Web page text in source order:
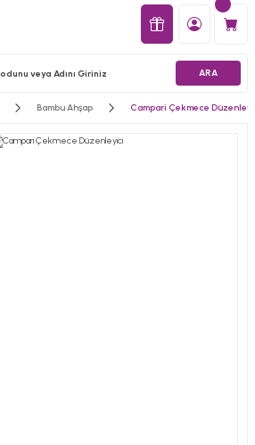
ARA
Bambu Ahşap Campari Çekmece